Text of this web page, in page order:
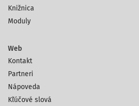
Knižnica
Moduly
Web
Kontakt
Partneri
Nápoveda
Kľúčové slová